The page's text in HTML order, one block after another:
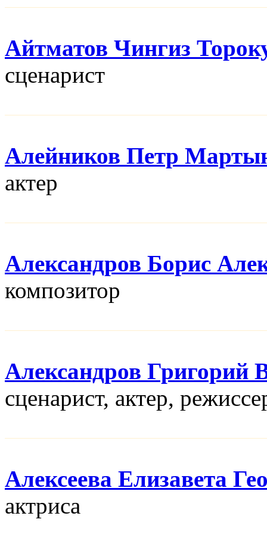
Айтматов Чингиз
сценарист
Алейников Петр
актер
Александров Борис
композитор
Александров Григорий
сценарист, актер,
Алексеева Елизавета
актриса